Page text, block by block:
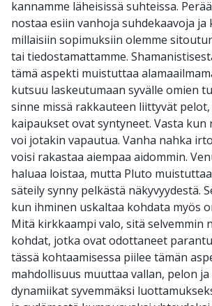
kannamme läheisissä suhteissa.
nostaa esiin vanhoja suhdekaavoja ja
millaisiin sopimuksiin olemme
tai tiedostamattamme.
tämä aspekti muistuttaa
kutsuu laskeutumaan syvälle omien
sinne missä rakkauteen liittyvät
kaipaukset ovat syntyneet. Vasta kun
voi jotakin vapautua. Vanha nahka
voisi rakastaa aiempaa aidommin.
haluaa loistaa, mutta Pluto
säteily synny pelkästä näkyvyydestä.
kun ihminen uskaltaa kohdata myös
Mitä kirkkaampi valo, sitä selvemmin
kohdat, jotka ovat odottaneet
tässä kohtaamisessa piilee tämän
mahdollisuus muuttaa vallan, pelon
dynamiikat syvemmäksi